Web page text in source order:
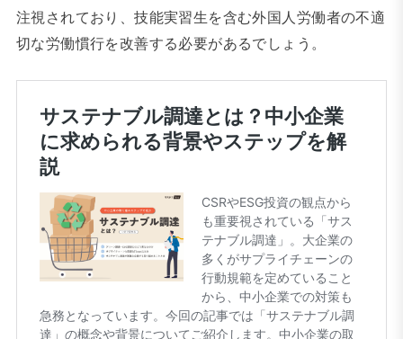
注視されており、技能実習生を含む外国人労働者の不適
切な労働慣行を改善する必要があるでしょう。